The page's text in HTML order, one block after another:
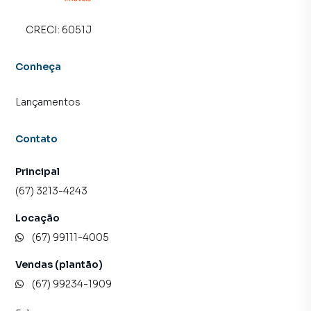
CRECI: 6051J
Conheça
Lançamentos
Contato
Principal
(67) 3213-4243
Locação
(67) 99111-4005
Vendas (plantão)
(67) 99234-1909